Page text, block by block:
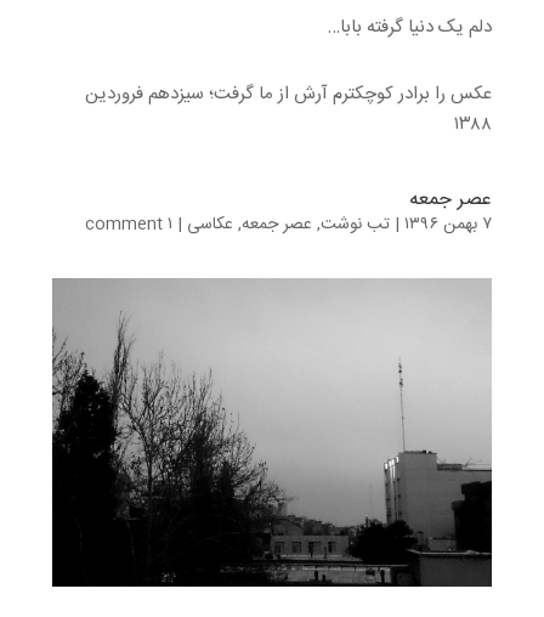
دلم یک دنیا گرفته بابا…
عکس را برادر کوچکترم آرش از ما گرفت؛ سیزدهم فروردین
۱۳۸۸
عصر جمعه
۷ بهمن ۱۳۹۶ | تب نوشت, عصر جمعه, عکاسی | ۱ comment